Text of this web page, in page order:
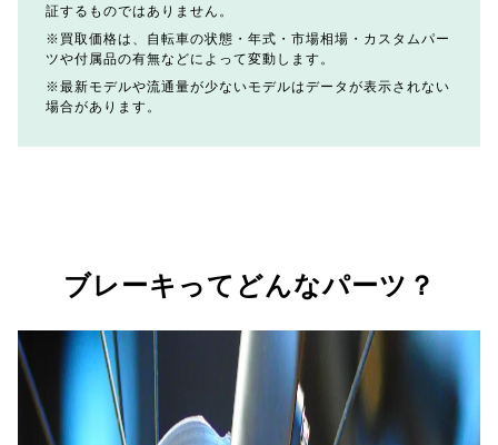
証するものではありません。
買取価格は、自転車の状態・年式・市場相場・カスタムパー
ツや付属品の有無などによって変動します。
最新モデルや流通量が少ないモデルはデータが表示されない
場合があります。
ブレーキってどんなパーツ？